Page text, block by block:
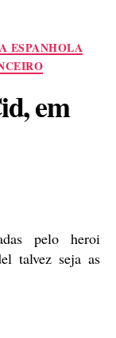
ESPANHOLA
em
pelo heroi
talvez seja as